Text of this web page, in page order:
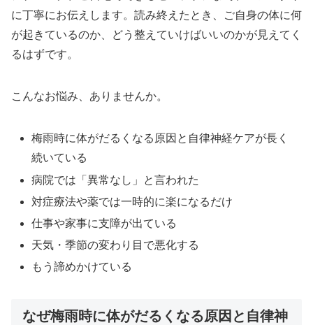
に丁寧にお伝えします。読み終えたとき、ご自身の体に何
が起きているのか、どう整えていけばいいのかが見えてく
るはずです。
こんなお悩み、ありませんか。
梅雨時に体がだるくなる原因と自律神経ケアが長く
続いている
病院では「異常なし」と言われた
対症療法や薬では一時的に楽になるだけ
仕事や家事に支障が出ている
天気・季節の変わり目で悪化する
もう諦めかけている
なぜ梅雨時に体がだるくなる原因と自律神